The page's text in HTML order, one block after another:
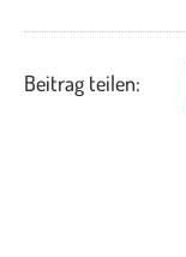
Beitrag teilen: